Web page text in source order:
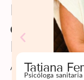
Profesorado
de
Psiko
Aprende
Tatiana
Psicóloga